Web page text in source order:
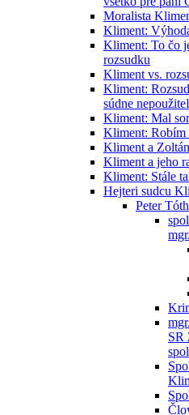
Moralista
Kliment:
Kliment: To čo
rozsudku
Kliment vs.
Kliment:
súdne
Kliment: Mal
Kliment: Robím
Kliment a
Kliment a jeho
Kliment: Stále
Hejteri sudcu
Peter Tóth
SR